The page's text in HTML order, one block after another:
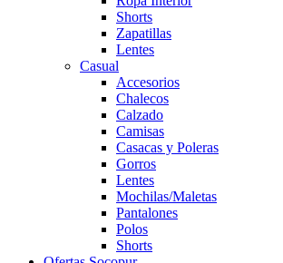
Shorts
Zapatillas
Lentes
Casual
Accesorios
Chalecos
Calzado
Camisas
Casacas y Poleras
Gorros
Lentes
Mochilas/Maletas
Pantalones
Polos
Shorts